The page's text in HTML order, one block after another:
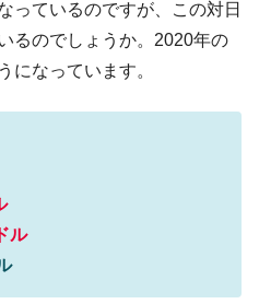
国の公務員個人をターゲット
ーパン問題は合衆国企業に対
策室長･金容範、株価暴落に
ハイニックス』2026年2Qの
益は前年同期比13.4倍に。
国際空港「またも暗礁」の危
できない。
っているのですが、この対日
るのでしょうか。2020年の
になっています。
ル